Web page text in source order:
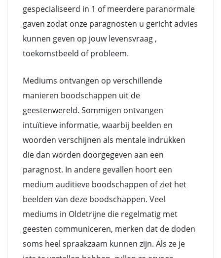
gespecialiseerd in 1 of meerdere paranormale
gaven zodat onze paragnosten u gericht advies
kunnen geven op jouw levensvraag ,
toekomstbeeld of probleem.
Mediums ontvangen op verschillende
manieren boodschappen uit de
geestenwereld. Sommigen ontvangen
intuïtieve informatie, waarbij beelden en
woorden verschijnen als mentale indrukken
die dan worden doorgegeven aan een
paragnost. In andere gevallen hoort een
medium auditieve boodschappen of ziet het
beelden van deze boodschappen. Veel
mediums in Oldetrijne die regelmatig met
geesten communiceren, merken dat de doden
soms heel spraakzaam kunnen zijn. Als ze je